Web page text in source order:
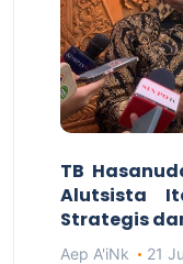
TB
Alutsista
Strategis
Aep A'iNk 21